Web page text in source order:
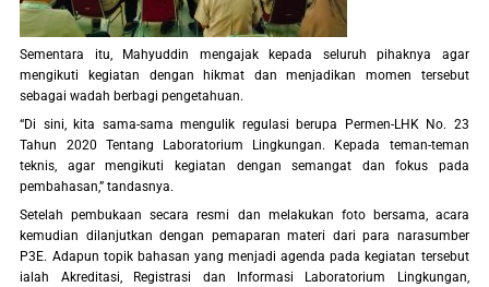
Sementara itu, Mahyuddin mengajak kepada seluruh pihaknya agar
mengikuti kegiatan dengan hikmat dan menjadikan momen tersebut
sebagai wadah berbagi pengetahuan.
“Di sini, kita sama-sama mengulik regulasi berupa Permen-LHK No. 23
Tahun 2020 Tentang Laboratorium Lingkungan. Kepada teman-teman
teknis, agar mengikuti kegiatan dengan semangat dan fokus pada
pembahasan,” tandasnya.
Setelah pembukaan secara resmi dan melakukan foto bersama, acara
kemudian dilanjutkan dengan pemaparan materi dari para narasumber
P3E. Adapun topik bahasan yang menjadi agenda pada kegiatan tersebut
ialah Akreditasi, Registrasi dan Informasi Laboratorium Lingkungan,